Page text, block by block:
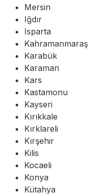
Mersin
Iğdır
Isparta
Kahramanmaraş
Karabük
Karaman
Kars
Kastamonu
Kayseri
Kırıkkale
Kırklareli
Kırşehir
Kilis
Kocaeli
Konya
Kütahya